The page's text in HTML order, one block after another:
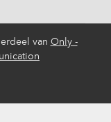
van Only -